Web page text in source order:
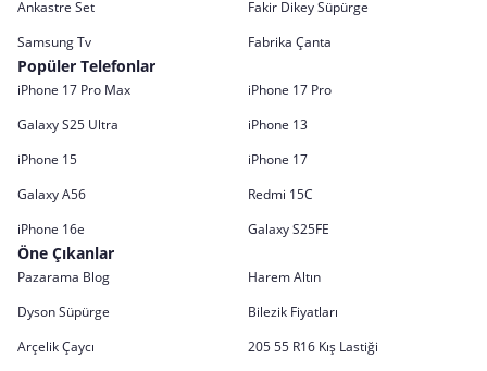
Ankastre Set
Fakir Dikey Süpürge
Samsung Tv
Fabrika Çanta
Popüler Telefonlar
iPhone 17 Pro Max
iPhone 17 Pro
Galaxy S25 Ultra
iPhone 13
iPhone 15
iPhone 17
Galaxy A56
Redmi 15C
iPhone 16e
Galaxy S25FE
Öne Çıkanlar
Pazarama Blog
Harem Altın
Dyson Süpürge
Bilezik Fiyatları
Arçelik Çaycı
205 55 R16 Kış Lastiği